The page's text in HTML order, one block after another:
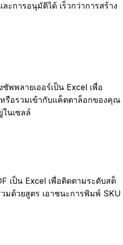
ะการอนุมัติได้ เร็วกว่าการสร้าง
พพลายเออร์เป็น Excel เพื่อ
หรือรวมเข้ากับแค็ตตาล็อกของคุณ
ในเซลล์
เป็น Excel เพื่อติดตามระดับสต็
มด้วยสูตร เอาชนะการพิมพ์ SKU